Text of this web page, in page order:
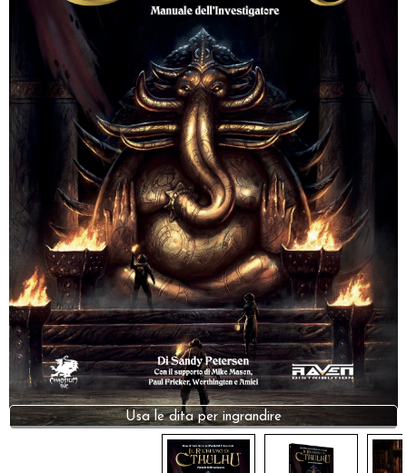
Giochi di Carte Collezionabili
Miniature
Dadi
Accessori
Giocattoli e Gadget
Offerte del Dragone
Usa le dita per ingrandire